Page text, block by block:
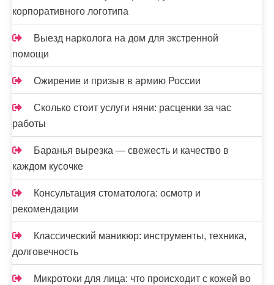
корпоративного логотипа
Выезд нарколога на дом для экстренной
помощи
Ожирение и призыв в армию России
Сколько стоит услуги няни: расценки за час
работы
Баранья вырезка — свежесть и качество в
каждом кусочке
Консультация стоматолога: осмотр и
рекомендации
Классический маникюр: инструменты, техника,
долговечность
Микротоки для лица: что происходит с кожей во